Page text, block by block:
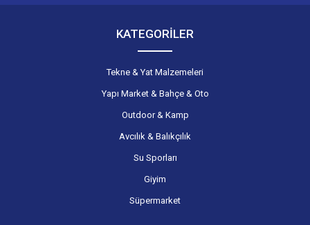
KATEGORİLER
Tekne & Yat Malzemeleri
Yapı Market & Bahçe & Oto
Outdoor & Kamp
Avcılık & Balıkçılık
Su Sporları
Giyim
Süpermarket